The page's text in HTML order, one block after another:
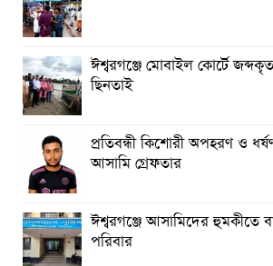
ঈশ্বরগঞ্জে মোবাইল কোর্টে
ছিনতাই
প্রতিবন্ধী কিশোরী অপহরণ ও
আসামি গ্রেফতার
ঈশ্বরগঞ্জে আসামিদের হুমকীতে
পরিবার